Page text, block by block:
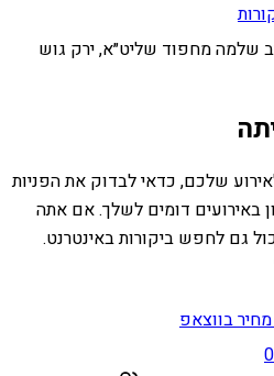
שלמה מחפוד שליט״א, ירק גוש
שלכם, כדאי לבדוק את הפניות
באירועים דומים לשלך. אם אתה
גם לחפש ביקורות באינטרנט.
בווצאפ